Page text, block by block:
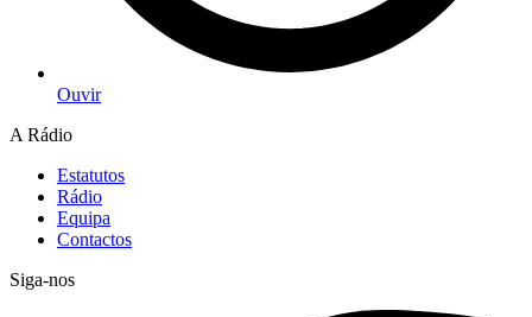
Ouvir
A Rádio
Estatutos
Rádio
Equipa
Contactos
Siga-nos